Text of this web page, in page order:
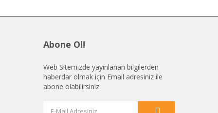
Abone Ol!
Web Sitemizde yayınlanan bilgilerden
haberdar olmak için Email adresiniz ile
abone olabilirsiniz.